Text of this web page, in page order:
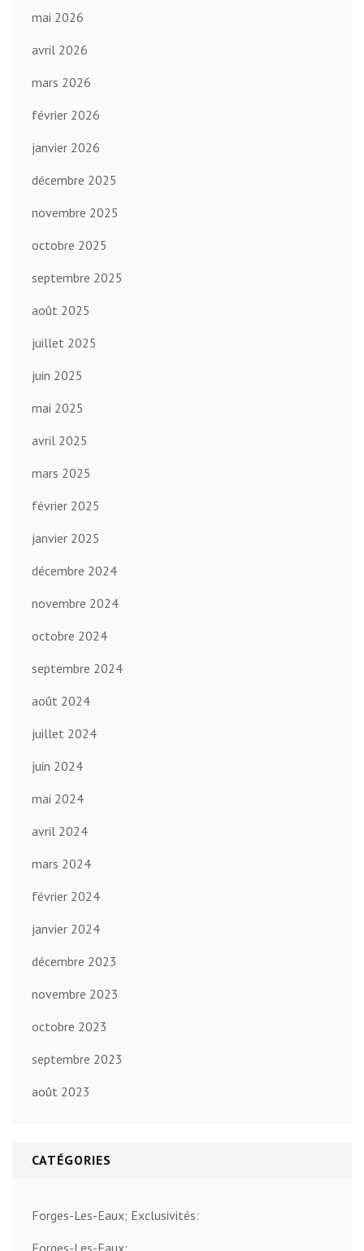
mai 2026
avril 2026
mars 2026
février 2026
janvier 2026
décembre 2025
novembre 2025
octobre 2025
septembre 2025
août 2025
juillet 2025
juin 2025
mai 2025
avril 2025
mars 2025
février 2025
janvier 2025
décembre 2024
novembre 2024
octobre 2024
septembre 2024
août 2024
juillet 2024
juin 2024
mai 2024
avril 2024
mars 2024
février 2024
janvier 2024
décembre 2023
novembre 2023
octobre 2023
septembre 2023
août 2023
CATÉGORIES
Forges-Les-Eaux; Exclusivités:
Forges-Les-Eaux: